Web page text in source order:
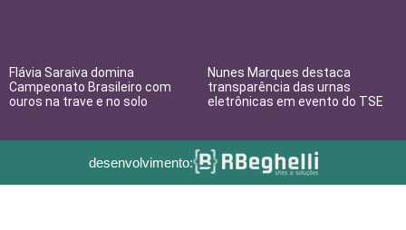
Flávia Saraiva domina
Campeonato Brasileiro com
ouros na trave e no solo
Nunes Marques destaca
transparência das urnas
eletrônicas em evento do TSE
desenvolvimento: